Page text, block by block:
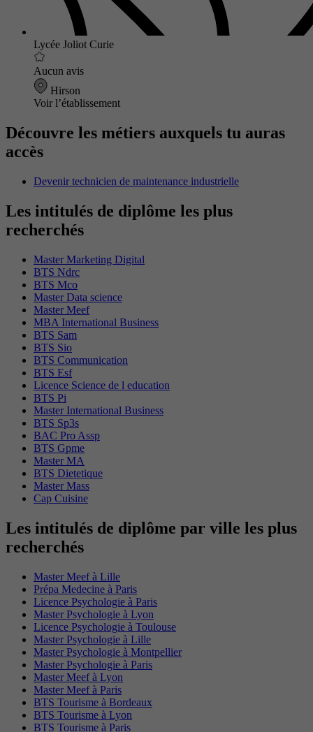
Lycée Joliot Curie
Aucun avis
Hirson
Voir l’établissement
Découvre les métiers auxquels tu auras
accès
Devenir technicien de maintenance industrielle
Les intitulés de diplôme les plus
recherchés
Master Marketing Digital
BTS Ndrc
BTS Mco
Master Data science
Master Meef
MBA International Business
BTS Sam
BTS Sio
BTS Communication
BTS Esf
Licence Science de l education
BTS Pi
Master International Business
BTS Sp3s
BAC Pro Assp
BTS Gpme
Master MA
BTS Dietetique
Master Mass
Cap Cuisine
Les intitulés de diplôme par ville les plus
recherchés
Master Meef à Lille
Prépa Medecine à Paris
Licence Psychologie à Paris
Master Psychologie à Lyon
Licence Psychologie à Toulouse
Master Psychologie à Lille
Master Psychologie à Montpellier
Master Psychologie à Paris
Master Meef à Lyon
Master Meef à Paris
BTS Tourisme à Bordeaux
BTS Tourisme à Lyon
BTS Tourisme à Paris